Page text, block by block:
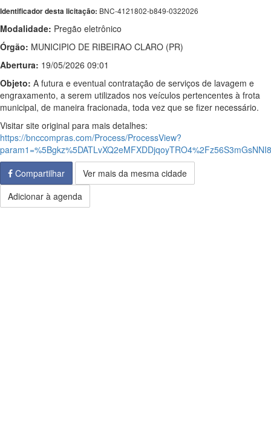
Identificador desta licitação: BNC-4121802-b849-0322026
Modalidade: Pregão eletrônico
Órgão: MUNICIPIO DE RIBEIRAO CLARO (PR)
Abertura: 19/05/2026 09:01
Objeto: A futura e eventual contratação de serviços de lavagem e
engraxamento, a serem utilizados nos veículos pertencentes à frota
municipal, de maneira fracionada, toda vez que se fizer necessário.
Visitar site original para mais detalhes:
https://bnccompras.com/Process/ProcessView?
Compartilhar
Ver mais da mesma cidade
Adicionar à agenda